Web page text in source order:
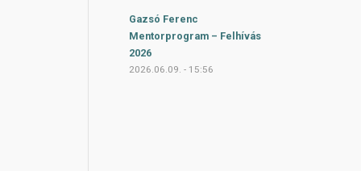
Gazsó Ferenc
Mentorprogram – Felhívás
2026
2026.06.09. - 15:56